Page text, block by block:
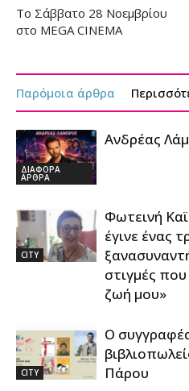
Το Σάββατο 28 Νοεμβρίου
στο MEGA CINEMA
Παρόμοια άρθρα
ΔΙΑΦΟΡΑ
ΑΡΘΡΑ
Ανδρέας
CITY
Φωτεινή
έγινε ένας
στιγμές
ζωή μου»
CITY
Ο
Πάρου